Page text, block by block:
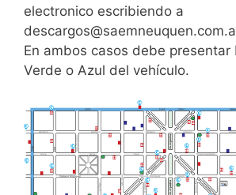
electronico escribiendo a
En ambos casos debe presentar
Verde o Azul del vehículo.